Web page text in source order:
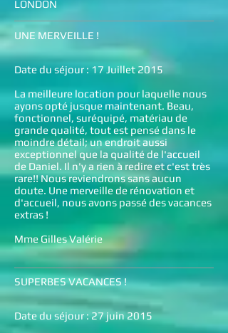
LONDON
UNE MERVEILLE !
Date du séjour : 17 Juillet 2015
La meilleure location pour laquelle nous
ayons opté jusque maintenant. Beau,
fonctionnel, suréquipé, matériau de
grande qualité, tout est pensé dans le
moindre détail; un endroit aussi
exceptionnel que la qualité de l'accueil
de Daniel. Il n'y a rien à redire et c'est très
rare!! Nous reviendrons sans aucun
doute. Une merveille de rénovation et
d'accueil, nous avons passé des vacances
extras !
Mme Gilles Valérie
SUPERBES VACANCES !
Date du séjour : 27 juin 2015